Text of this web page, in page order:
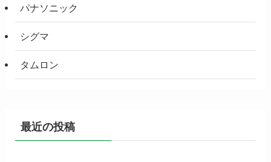
パナソニック
シグマ
タムロン
最近の投稿